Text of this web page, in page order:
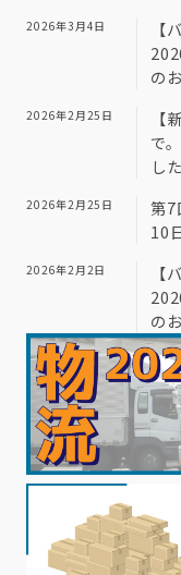
2026年3月4日
【
の
2026年2月25日
【
で
した
2026年2月25日
第7
10
2026年2月2日
【
の